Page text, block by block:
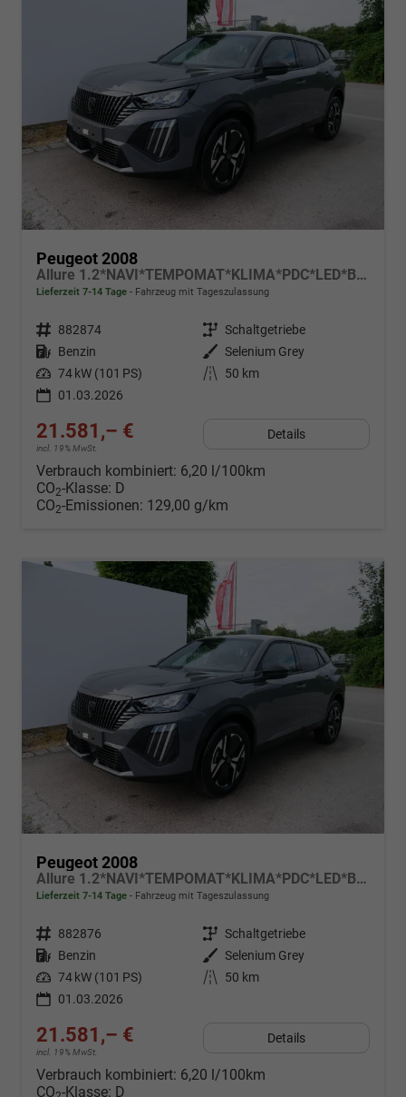
Peugeot 2008
Allure 1.2*NAVI*TEMPOMAT*KLIMA*PDC*LED*BLUETOOTH*FRONT-ASSIST*17-ZOLL
Lieferzeit 7-14 Tage Fahrzeug mit Tageszulassung
Fahrzeugnr. 882874 Getriebe Schaltgetriebe
Kraftstoff Benzin Außenfarbe Selenium Grey
Leistung 74 kW (101 PS) Kilometerstand
50 km
01.03.2026
21.581,– €
incl. 19% MwSt.
Details
Verbrauch kombiniert: 6,20 l/100km
CO2-Klasse: D
CO2-Emissionen: 129,00 g/km
Peugeot 2008
Allure 1.2*NAVI*TEMPOMAT*KLIMA*PDC*LED*BLUETOOTH*FRONT-ASSIST*17-ZOLL
Lieferzeit 7-14 Tage Fahrzeug mit Tageszulassung
Fahrzeugnr. 882876 Getriebe Schaltgetriebe
Kraftstoff Benzin Außenfarbe Selenium Grey
Leistung 74 kW (101 PS) Kilometerstand
50 km
01.03.2026
21.581,– €
incl. 19% MwSt.
Details
Verbrauch kombiniert: 6,20 l/100km
CO -Klasse: D